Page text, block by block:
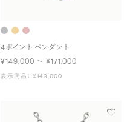
4ポイント ペンダント
¥149,000 〜 ¥171,000
表示商品： ¥149,000